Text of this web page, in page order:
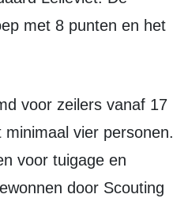
met 8 punten en het
vier personen.
voor tuigage en
door Scouting